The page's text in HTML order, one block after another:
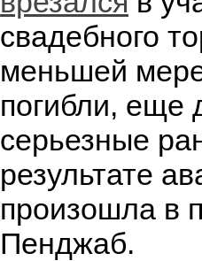
свадебного
меньшей
погибли, еще
серьезные
результате
произошла в
Пенджаб.